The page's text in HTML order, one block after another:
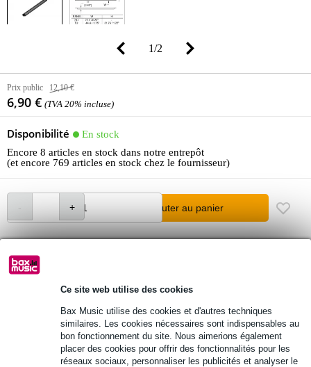
Ce site web utilise des cookies
Bax Music utilise des cookies et d'autres techniques
similaires. Les cookies nécessaires sont indispensables au
bon fonctionnement du site. Nous aimerions également
placer des cookies pour offrir des fonctionnalités pour les
réseaux sociaux, personnaliser les publicités et analyser le
1/2
Prix public 12,10 €
6,90 € (TVA 20% incluse)
Disponibilité
En stock
Encore 8 articles en stock dans notre entrepôt
(et encore 769 articles en stock chez le fournisseur)
Ajouter au panier
Commande immédiate = livraison mardi
Informations